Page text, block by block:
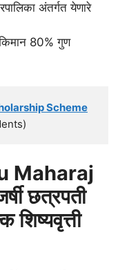
अंतर्गत येणारे
किमान 80% गुण
Scheme
Maharaj
छत्रपती
शिष्यवृत्ती